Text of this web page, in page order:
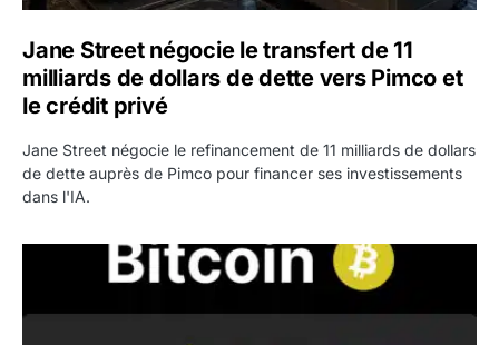
Jane Street négocie le transfert de 11
milliards de dollars de dette vers Pimco et
le crédit privé
Jane Street négocie le refinancement de 11 milliards de dollars
de dette auprès de Pimco pour financer ses investissements
dans l'IA.
Bitcoin stagne à 64 000 dollars pendant que les